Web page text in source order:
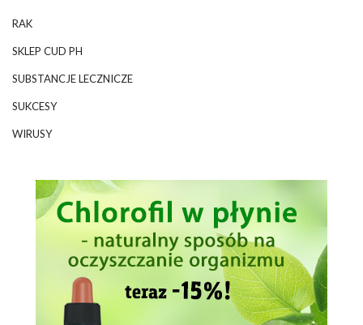
RAK
SKLEP CUD PH
SUBSTANCJE LECZNICZE
SUKCESY
WIRUSY